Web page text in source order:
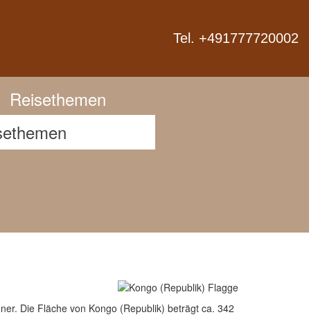
Reisethemen
Die Fläche von Kongo (Republik) beträgt ca. 342
Tel. +491777720002